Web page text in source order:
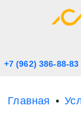
+7 (962) 386-88-83
Главная